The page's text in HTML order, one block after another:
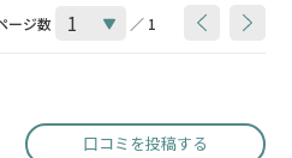
ージ数 ／ 1
口コミを投稿する